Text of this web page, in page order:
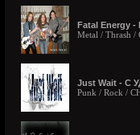
Fatal Energy -
Metal / Thrash
Just Wait - С
Punk / Rock /